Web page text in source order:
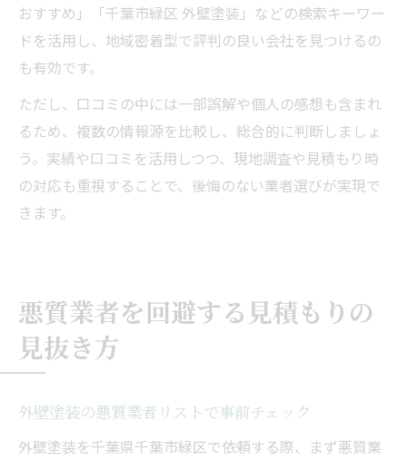
おすすめ」「千葉市緑区 外壁塗装」などの検索キーワー
ドを活用し、地域密着型で評判の良い会社を見つけるの
も有効です。
ただし、口コミの中には一部誤解や個人の感想も含まれ
るため、複数の情報源を比較し、総合的に判断しましょ
う。実績や口コミを活用しつつ、現地調査や見積もり時
の対応も重視することで、後悔のない業者選びが実現で
きます。
悪質業者を回避する見積もりの
見抜き方
外壁塗装の悪質業者リストで事前チェック
外壁塗装を千葉県千葉市緑区で依頼する際、まず悪質業